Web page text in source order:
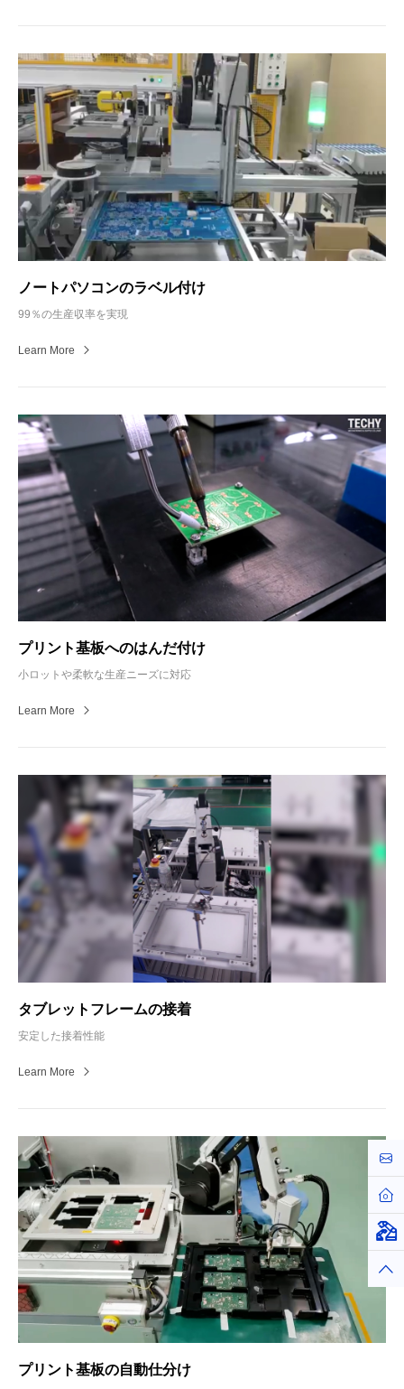
ノートパソコンのラベル付け
99％の生産収率を実現
Learn More
プリント基板へのはんだ付け
小ロットや柔軟な生産ニーズに対応
Learn More
タブレットフレームの接着
安定した接着性能
Learn More
プリント基板の自動仕分け
お
ホ
仮
ト